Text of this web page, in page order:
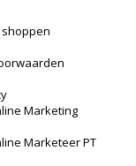
Marketing
Marketeer PT